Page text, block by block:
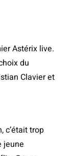
Astérix live.
du
Clavier et
c’était trop
jeune